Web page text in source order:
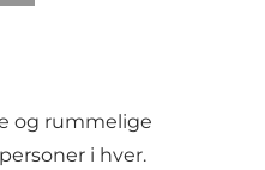
og rummelige
i hver.